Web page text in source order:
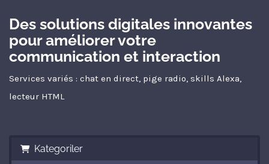
Des solutions digitales innovantes
pour améliorer votre
communication et interaction
Services variés : chat en direct, pige radio, skills Alexa,
lecteur HTML
Kategoriler